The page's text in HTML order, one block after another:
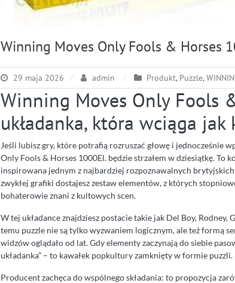
Winning Moves Only Fools & Horses
29 maja 2026 admin Produkt, Puzzle,
Winning Moves Only Fools
układanka, która wciąga
Jeśli lubisz gry, które potrafią rozruszać głowę i jednocześnie
Only Fools & Horses 1000El. będzie strzałem w dziesiątkę. To
inspirowana jednym z najbardziej rozpoznawalnych
zwykłej grafiki dostajesz zestaw elementów, z których
bohaterowie znani z kultowych scen.
W tej układance znajdziesz postacie takie jak Del Boy,
temu puzzle nie są tylko wyzwaniem logicznym, ale też formą
widzów oglądało od lat. Gdy elementy zaczynają do siebie
układanka” – to kawałek popkultury zamknięty w formie puzzli.
Producent zachęca do wspólnego składania: to propozycja